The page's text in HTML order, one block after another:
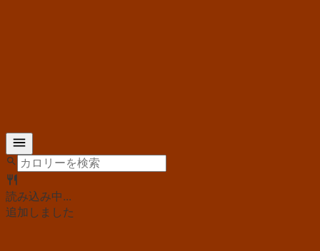
読み込み中...
追加しました